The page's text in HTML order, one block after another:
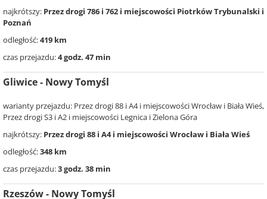
najkrótszy: Przez drogi 786 i 762 i miejscowości Piotrków Trybunalski i
Poznań
odległość:419 km
czas przejazdu:4 godz. 47 min
Gliwice - Nowy Tomyśl
warianty przejazdu: Przez drogi 88 i A4 i miejscowości Wrocław i Biała Wieś,
Przez drogi S3 i A2 i miejscowości Legnica i Zielona Góra
najkrótszy: Przez drogi 88 i A4 i miejscowości Wrocław i Biała Wieś
odległość:348 km
czas przejazdu:3 godz. 38 min
Rzeszów - Nowy Tomyśl